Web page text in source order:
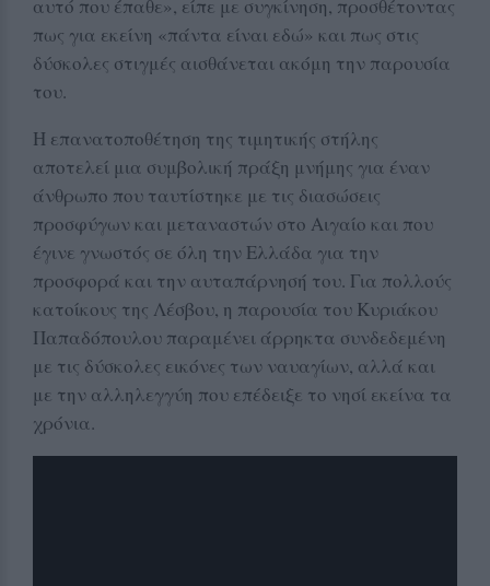
αυτό που έπαθε», είπε με συγκίνηση, προσθέτοντας
πως για εκείνη «πάντα είναι εδώ» και πως στις
δύσκολες στιγμές αισθάνεται ακόμη την παρουσία
του.
Η επανατοποθέτηση της τιμητικής στήλης
αποτελεί μια συμβολική πράξη μνήμης για έναν
άνθρωπο που ταυτίστηκε με τις διασώσεις
προσφύγων και μεταναστών στο Αιγαίο και που
έγινε γνωστός σε όλη την Ελλάδα για την
προσφορά και την αυταπάρνησή του. Για πολλούς
κατοίκους της Λέσβου, η παρουσία του Κυριάκου
Παπαδόπουλου παραμένει άρρηκτα συνδεδεμένη
με τις δύσκολες εικόνες των ναυαγίων, αλλά και
με την αλληλεγγύη που επέδειξε το νησί εκείνα τα
χρόνια.